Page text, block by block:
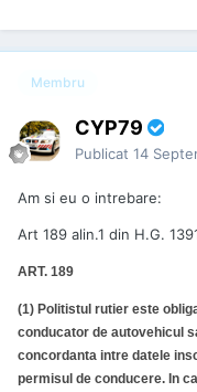
Membru
CYP79
Publicat 14
Am si eu o intrebare:
Art 189 alin.1 din H.G.
ART. 189
(1) Politistul rutier este
conducator de autovehicul
concordanta intre datele
permisul de conducere. In